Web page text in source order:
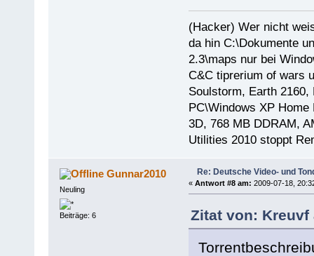
(Hacker) Wer nicht
da hin C:\Dokumente
2.3\maps nur bei
C&C tiprerium of wars
Soulstorm, Earth
PC\Windows XP
3D, 768 MB DDRAM,
Utilities 2010 stoppt
Gunnar2010
Neuling
Beiträge: 6
Re: Deutsche Video- und
« Antwort #8 am: 2009-07-18,
Zitat von: Kreuvf